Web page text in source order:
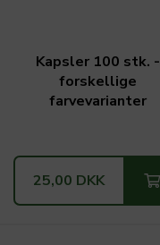
Kapsler 100 stk. -
forskellige
farvevarianter
25,00 DKK